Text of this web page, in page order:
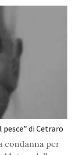
pesce” di Cetraro
condanna per